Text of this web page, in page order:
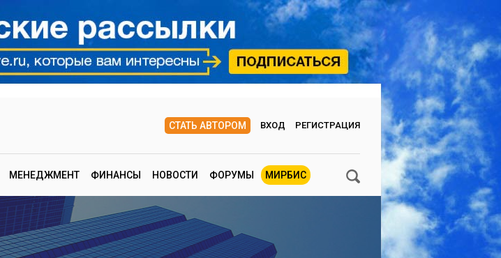
СТАТЬ АВТОРОМ ВХОД РЕГИСТРАЦИЯ
МЕНЕДЖМЕНТ ФИНАНСЫ НОВОСТИ ФОРУМЫ МИРБИС